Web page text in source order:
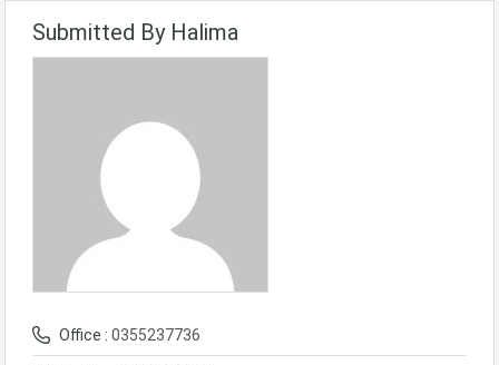
Submitted By Halima
Office : 0355237736